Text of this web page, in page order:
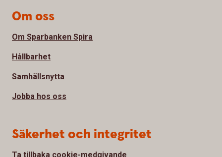
Om oss
Om Sparbanken Spira
Hållbarhet
Samhällsnytta
Jobba hos oss
Säkerhet och integritet
Ta tillbaka cookie-medgivande